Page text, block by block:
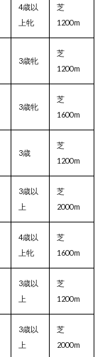
4歳以
上牝
芝
1200m
3歳牝
芝
1200m
3歳牝
芝
1600m
3歳
芝
1200m
3歳以
上
芝
2000m
4歳以
上牝
芝
1600m
3歳以
上
芝
1200m
3歳以
上
芝
2000m